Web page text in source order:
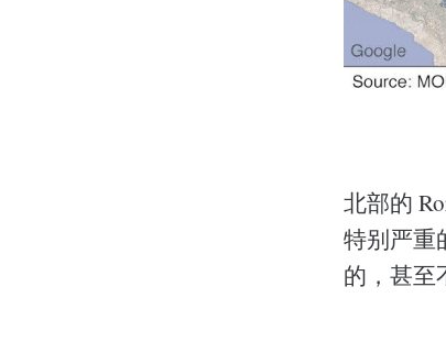
北部的
特别严重
的，甚至